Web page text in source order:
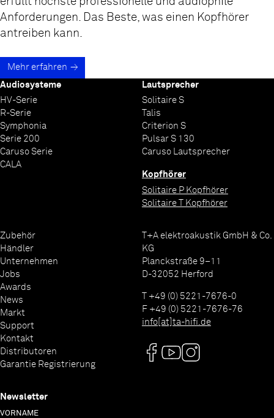
Anforderungen. Das Beste, was einen Kopfhörer
antreiben kann.
Mehr erfahren
Audiosysteme
HV-Serie
R-Serie
Symphonia
Serie 200
Caruso Serie
CALA
Lautsprecher
Solitaire S
Talis
Criterion S
Pulsar S 130
Caruso Lautsprecher
Kopfhörer
Solitaire P Kopfhörer
Solitaire T Kopfhörer
Zubehör
Händler
Unternehmen
Jobs
Awards
News
Markt
Support
Kontakt
Distributoren
Garantie Registrierung
T+A elektroakustik GmbH & Co.
KG
Planckstraße 9–11
D-32052 Herford
T +49 (0) 5221-7676-0
F +49 (0) 5221-7676-76
info[at]ta-hifi.de
Newsletter
VORNAME